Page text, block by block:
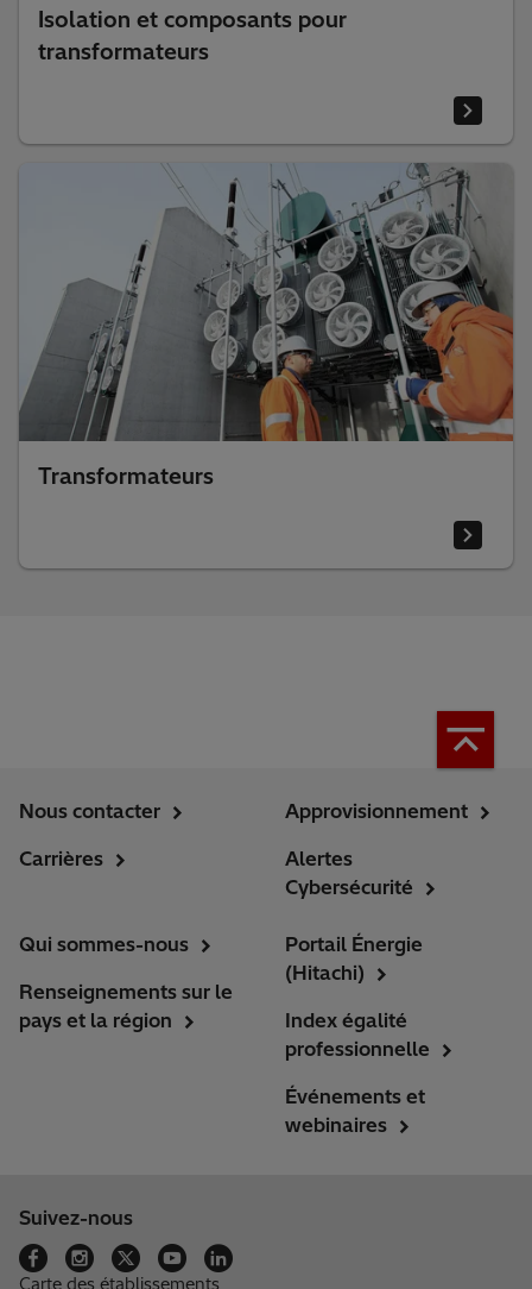
Isolation et composants pour
transformateurs
Transformateurs
Nous contacter
Carrières
Approvisionnement
Alertes
Cybersécurité
Qui sommes-nous
Renseignements sur le
pays et la région
Portail Énergie
(Hitachi)
Index égalité
professionnelle
Événements et
webinaires
Suivez-nous
Carte des établissements